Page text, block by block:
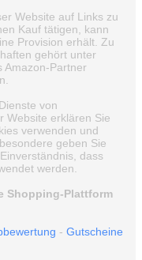
Website auf Links zu
Kauf tätigen, kann
Provision erhält. Zu
gehört unter
Amazon-Partner
von
Website erklären Sie
verwenden und
geben Sie
dass
werden.
Shopping-Plattform
- Gutscheine